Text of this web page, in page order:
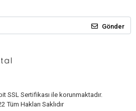
Gönder
SSL Sertifikası ile korunmaktadır.
Tüm Hakları Saklıdır